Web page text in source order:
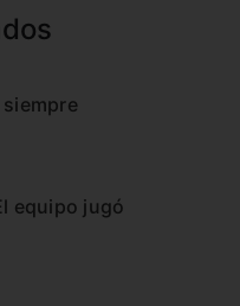
equipo jugó